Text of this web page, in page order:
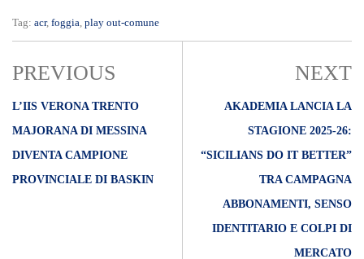
Tag: acr, foggia play out-comune
PREVIOUS
L’IIS VERONA TRENTO
MAJORANA DI MESSINA
DIVENTA CAMPIONE
PROVINCIALE DI BASKIN
NEXT
AKADEMIA LANCIA LA
STAGIONE 2025-26:
“SICILIANS DO IT BETTER”
TRA CAMPAGNA
ABBONAMENTI, SENSO
IDENTITARIO E COLPI DI
MERCATO